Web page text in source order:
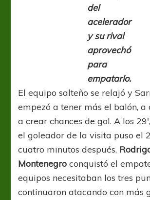
del
acelerador
y su rival
aprovechó
para
empatarlo.
El equipo salteño se relajó y
empezó a tener más el balón,
a crear chances de gol. A los 29′,
el goleador de la visita puso el
cuatro minutos después,
Montenegro conquistó el
equipos necesitaban los tres
continuaron atacando con más